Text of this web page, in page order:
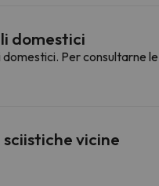
domestici
Per consultarne
vicine